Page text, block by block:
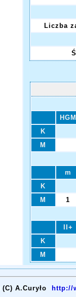
Liczba
HGM
K
M
m
K
M
1
II+
K
M
A.Curyło http://